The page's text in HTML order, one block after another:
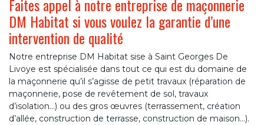
Faites appel à notre entreprise de maçonnerie
DM Habitat si vous voulez la garantie d’une
intervention de qualité
Notre entreprise DM Habitat sise à Saint Georges De
Livoye est spécialisée dans tout ce qui est du domaine de
la maçonnerie qu’il s’agisse de petit travaux (réparation de
maçonnerie, pose de revêtement de sol, travaux
d’isolation…) ou des gros œuvres (terrassement, création
d’allée, construction de terrasse, construction de maison…).